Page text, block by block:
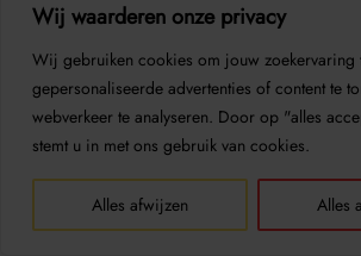
Wij waarderen onze privacy
Wij gebruiken cookies om jouw zoekervaring
gepersonaliseerde advertenties of content te
webverkeer te analyseren. Door op "alles
stemt u in met ons gebruik van cookies.
Alles afwijzen Alles